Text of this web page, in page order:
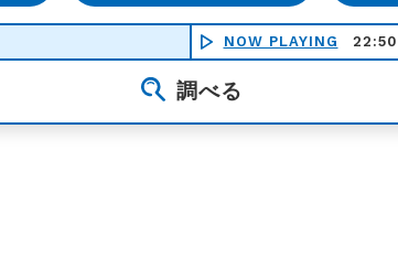
NOW PLAYING 22:50
調べる